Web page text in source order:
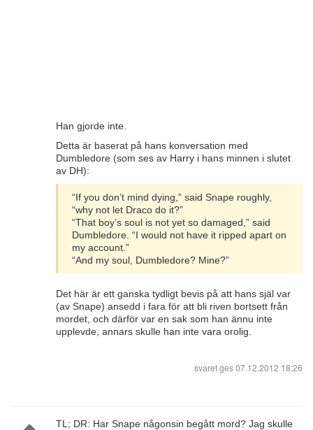
Han gjorde inte.
Detta är baserat på hans konversation med
Dumbledore (som ses av Harry i hans minnen i slutet
av DH):
“If you don’t mind dying,” said Snape roughly,
“why not let Draco do it?”
“That boy’s soul is not yet so damaged,” said
Dumbledore. “I would not have it ripped apart on
my account.”
“And my soul, Dumbledore? Mine?”
Det här är ett ganska tydligt bevis på att hans själ var
(av Snape) ansedd i fara för att bli riven bortsett från
mordet, och därför var en sak som han ännu inte
upplevde, annars skulle han inte vara orolig.
svaret ges07.12.2012 18:26
TL; DR: Har Snape någonsin begått mord? Jag skulle